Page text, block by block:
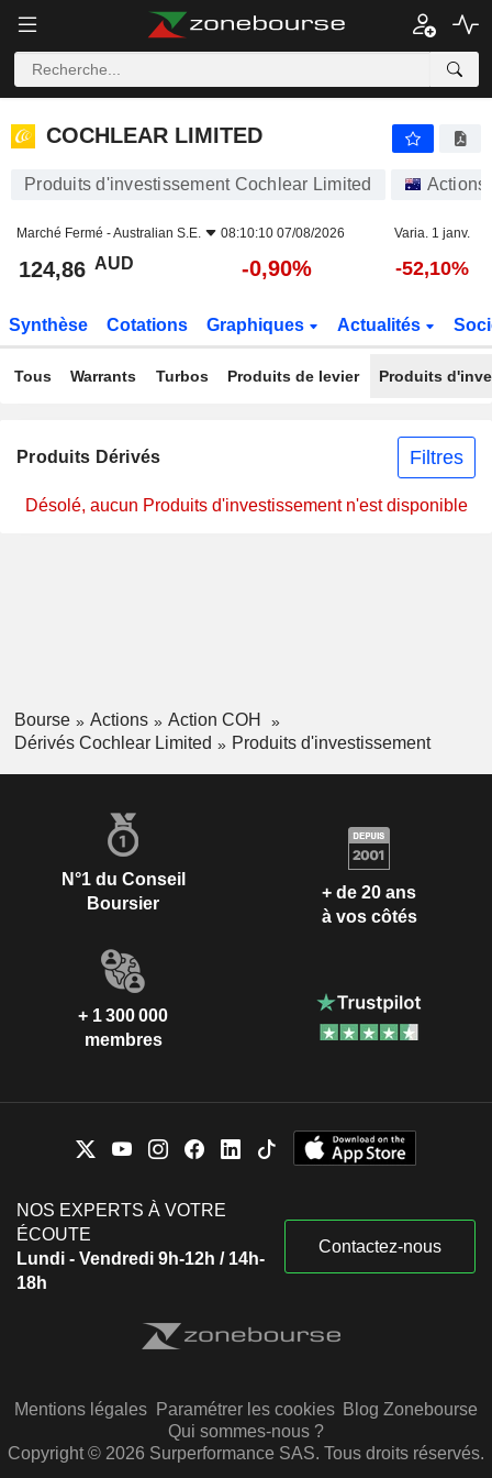
COCHLEAR LIMITED
COCHLEAR LIMITED
Produits d'investissement Cochlear Limited Actions
Marché Fermé -Australian S.E. 08:10:10 07/08/2026 Varia. 1 janv.
124,86 AUD -0,90% -52,10%
Synthèse Cotations Graphiques Actualités
Tous Warrants Turbos Produits de levier Produits
Produits Dérivés Filtres
Désolé, aucun Produits d'investissement n'est disponible
Bourse Actions
Action COH
Dérivés Cochlear Limited
Produits d'investissement
N°1 du Conseil
Boursier
+ de 20 ans
à vos côtés
+ 1 300 000
membres
NOS EXPERTS À VOTRE
ÉCOUTE
Lundi - Vendredi 9h-12h / 14h-
18h
Contactez-nous
Mentions légales Paramétrer les cookies Blog Zonebourse
Qui sommes-nous ?
Copyright © 2026 Surperformance SAS. Tous droits réservés.